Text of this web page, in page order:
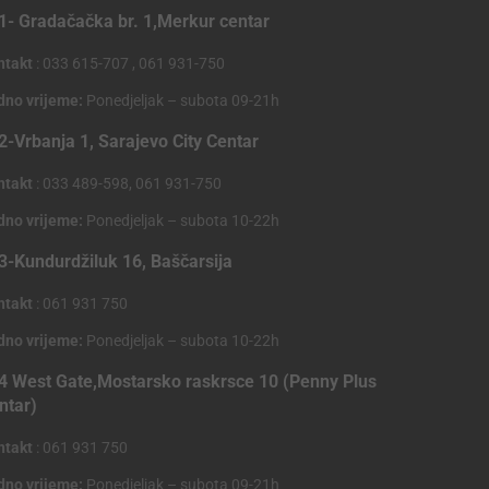
Gradačačka br. 1,Merkur centar
: 033 615-707 , 061 931-750
vrijeme: Ponedjeljak – subota 09-21h
Vrbanja 1, Sarajevo City Centar
: 033 489-598, 061 931-750
vrijeme: Ponedjeljak – subota 10-22h
Kundurdžiluk 16, Baščarsija
: 061 931 750
vrijeme: Ponedjeljak – subota 10-22h
West Gate,Mostarsko raskrsce 10 (Penny Plus
: 061 931 750
vrijeme: Ponedjeljak – subota 09-21h